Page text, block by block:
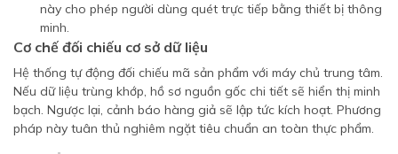
này cho phép người dùng quét trực tiếp bằng thiết bị thông
minh.
Cơ chế đối chiếu cơ sở dữ liệu
Hệ thống tự động đối chiếu mã sản phẩm với máy chủ trung tâm.
Nếu dữ liệu trùng khớp, hồ sơ nguồn gốc chi tiết sẽ hiển thị minh
bạch. Ngược lại, cảnh báo hàng giả sẽ lập tức kích hoạt. Phương
pháp này tuân thủ nghiêm ngặt tiêu chuẩn an toàn thực phẩm.